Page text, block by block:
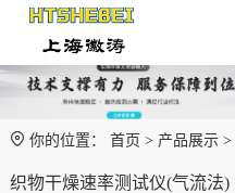
你的位置： 首页 > 产品展示>
织物干燥速率测试仪(气流法)